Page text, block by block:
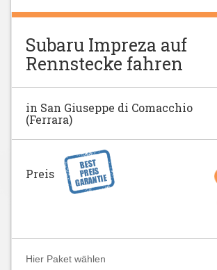
Subaru Impreza auf
Rennstecke fahren
in San Giuseppe di Comacchio
(Ferrara)
Preis
Hier Paket wählen